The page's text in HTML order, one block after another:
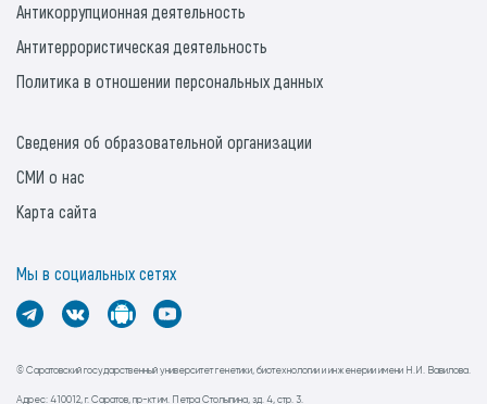
© Саратовский государственный университет генетики, биотехнологии и инженерии имени Н.И. Вавилова.
Адрес: 410012, г. Саратов, пр-кт им. Петра Столыпина, зд. 4, стр. 3.
Антикоррупционная деятельность
Антитеррористическая деятельность
Политика в отношении персональных данных
Сведения об образовательной организации
СМИ о нас
Карта сайта
Мы в социальных сетях